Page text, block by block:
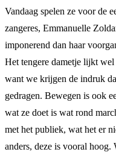
Vandaag spelen ze voor de
zangeres, Emmanuelle
imponerend dan haar
Het tengere dametje lijkt wel
want we krijgen de indruk
gedragen. Bewegen is ook
wat ze doet is wat rond
met het publiek, wat het er
anders, deze is vooral hoog.